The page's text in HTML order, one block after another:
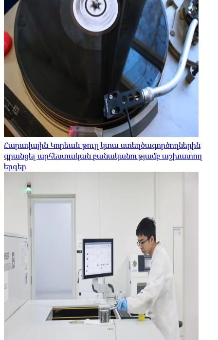
Հարավային Կորեան թույլ կտա ստեղծագործողներին
գրանցել արհեստական ​​բանականությամբ աշխատող
երգեր